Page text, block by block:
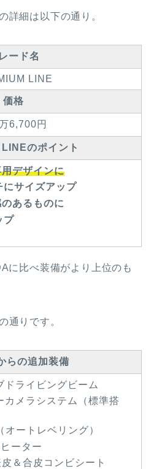
詳細は以下の通り。
ード名
LINE
価格
6,700円
のポイント
用デザインに
にサイズアップ
あるものに
プ
に比べ装備がより上位のも
通りです。
らの追加装備
ドライビングビーム
カメラシステム（標準搭
オートレベリング）
ーター
＆合皮コンビシート